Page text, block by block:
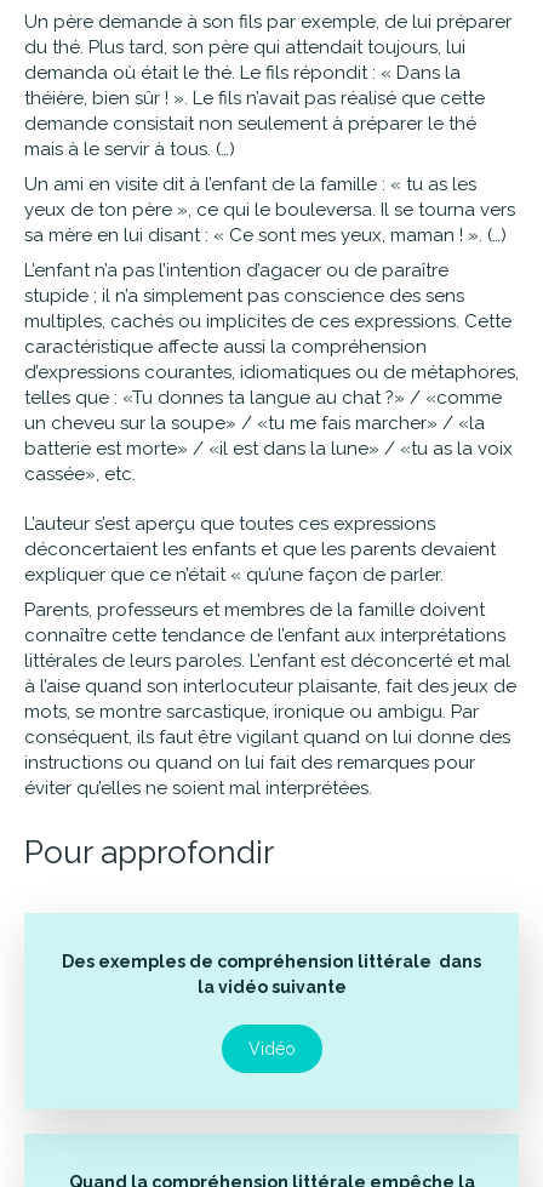
Un père demande à son fils par exemple, de lui préparer
du thé. Plus tard, son père qui attendait toujours, lui
demanda où était le thé. Le fils répondit : « Dans la
théière, bien sûr ! ». Le fils n’avait pas réalisé que cette
demande consistait non seulement à préparer le thé
mais à le servir à tous. (…)
Un ami en visite dit à l’enfant de la famille : « tu as les
yeux de ton père », ce qui le bouleversa. Il se tourna vers
sa mère en lui disant : « Ce sont mes yeux, maman ! ». (…)
L’enfant n’a pas l’intention d’agacer ou de paraître
stupide ; il n’a simplement pas conscience des sens
multiples, cachés ou implicites de ces expressions. Cette
caractéristique affecte aussi la compréhension
d’expressions courantes, idiomatiques ou de métaphores,
telles que : «Tu donnes ta langue au chat ?» / «comme
un cheveu sur la soupe» / «tu me fais marcher» / «la
batterie est morte» / «il est dans la lune» / «tu as la voix
cassée», etc.
L’auteur s’est aperçu que toutes ces expressions
déconcertaient les enfants et que les parents devaient
expliquer que ce n’était « qu’une façon de parler.
Parents, professeurs et membres de la famille doivent
connaître cette tendance de l’enfant aux interprétations
littérales de leurs paroles. L’enfant est déconcerté et mal
à l’aise quand son interlocuteur plaisante, fait des jeux de
mots, se montre sarcastique, ironique ou ambigu. Par
conséquent, ils faut être vigilant quand on lui donne des
instructions ou quand on lui fait des remarques pour
éviter qu’elles ne soient mal interprétées.
Pour approfondir
Des exemples de compréhension littérale dans
la vidéo suivante
Vidéo
Quand la compréhension littérale empêche la